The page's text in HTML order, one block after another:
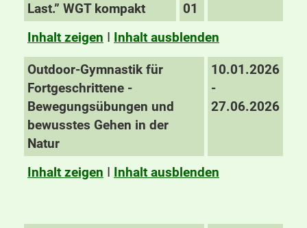
Last.” WGT kompakt
01
Inhalt zeigen I Inhalt ausblenden
Outdoor-Gymnastik für
Fortgeschrittene -
Bewegungsübungen und
bewusstes Gehen in der
Natur
10.01.2026
-
27.06.2026
Inhalt zeigen I Inhalt ausblenden